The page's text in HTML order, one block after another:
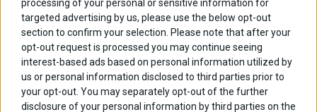
processing of your personal or sensitive information for
targeted advertising by us, please use the below opt-out
section to confirm your selection. Please note that after your
opt-out request is processed you may continue seeing
interest-based ads based on personal information utilized by
us or personal information disclosed to third parties prior to
your opt-out. You may separately opt-out of the further
disclosure of your personal information by third parties on the
– Η υψηλή βάση σύγκρισης με το α’ τρίμηνο του 2013. Η
συσσωρευμένη ύφεση στα τέσσερα τρίμηνα ήταν της τάξεως
του 12%.
- Η αλλαγή των φορολογικών συντελεστών και η
αναβαλλόμενη φορολογία.
- H μετατόπιση των πασχαλινών πωλήσεων προς το β’
τρίμηνο της χρήσης.